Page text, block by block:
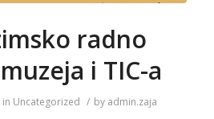
radno
i TIC-a
in Uncategorized / by admin.zaja